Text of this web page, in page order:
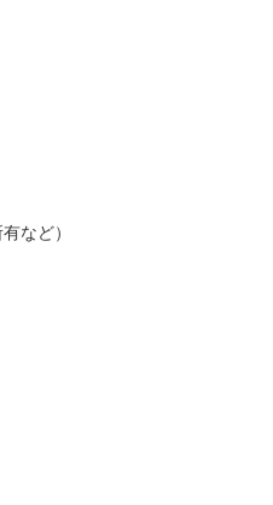
など）